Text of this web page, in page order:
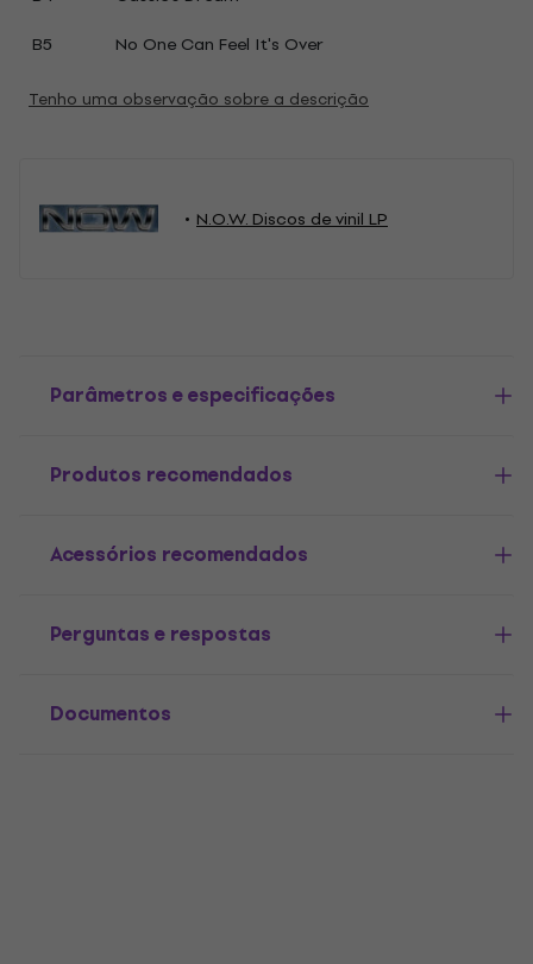
B5
No One Can Feel It's Over
Tenho uma observação sobre a descrição
N.O.W. Discos de vinil LP
Parâmetros e especificações
Produtos recomendados
Acessórios recomendados
Perguntas e respostas
Documentos